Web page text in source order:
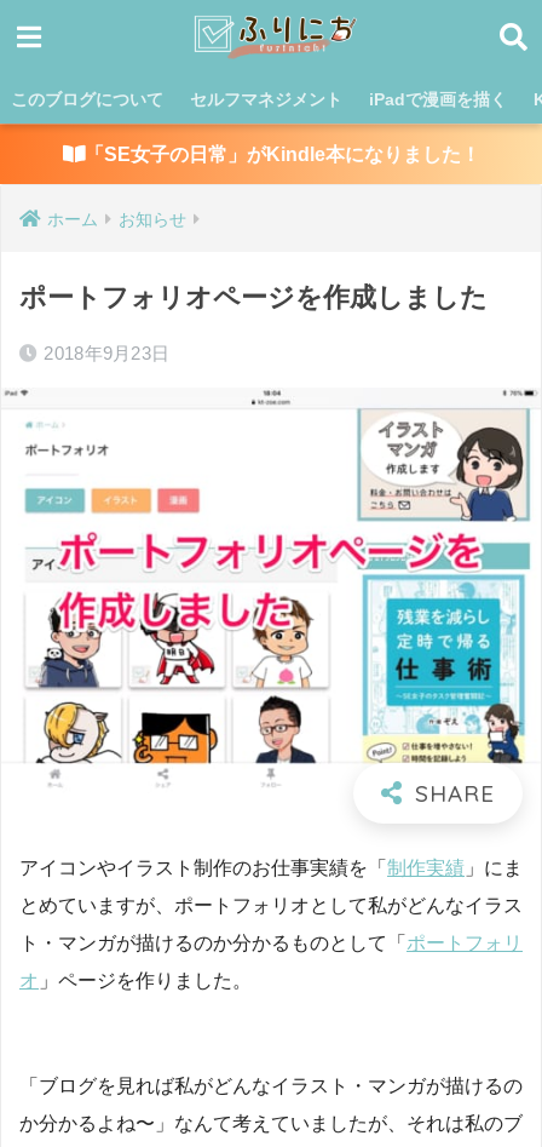
このブログについて セルフマネジメント iPadで漫画を描く
「SE女子の日常」がKindle本になりました！
ホーム お知らせ
ポートフォリオページを作成しました
2018年9月23日
アイコンやイラスト制作のお仕事実績を「制作実績 」にま
とめていますが、ポートフォリオとして私がどんなイラス
ト・マンガが描けるのか分かるものとして「ポートフォリ
オ 」ページを作りました。
「ブログを見れば私がどんなイラスト・マンガが描けるの
か分かるよね〜」なんて考えていましたが、それは私のブ